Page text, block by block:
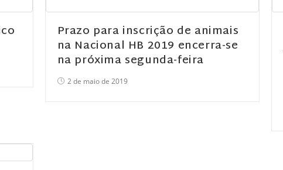
Prazo para inscrição de animais
na Nacional HB 2019 encerra-se
na próxima segunda-feira
2 de maio de 2019